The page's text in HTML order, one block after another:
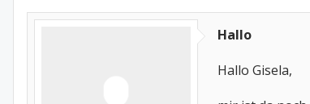
Hallo
Hallo Gisela,